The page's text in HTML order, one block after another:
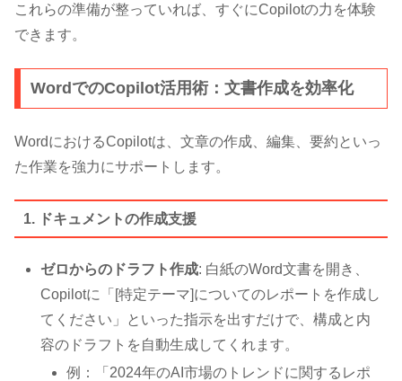
これらの準備が整っていれば、すぐにCopilotの力を体験
できます。
WordでのCopilot活用術：文書作成を効率化
WordにおけるCopilotは、文章の作成、編集、要約といっ
た作業を強力にサポートします。
1. ドキュメントの作成支援
ゼロからのドラフト作成: 白紙のWord文書を開き、
Copilotに「[特定テーマ]についてのレポートを作成し
てください」といった指示を出すだけで、構成と内
容のドラフトを自動生成してくれます。
例：「2024年のAI市場のトレンドに関するレポ